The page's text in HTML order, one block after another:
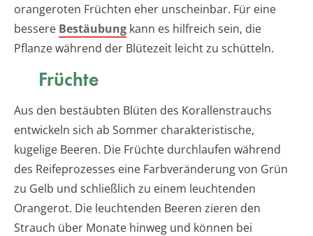
orangeroten Früchten eher unscheinbar. Für eine
bessere Bestäubung kann es hilfreich sein, die
Pflanze während der Blütezeit leicht zu schütteln.
Früchte
Aus den bestäubten Blüten des Korallenstrauchs
entwickeln sich ab Sommer charakteristische,
kugelige Beeren. Die Früchte durchlaufen während
des Reifeprozesses eine Farbveränderung von Grün
zu Gelb und schließlich zu einem leuchtenden
Orangerot. Die leuchtenden Beeren zieren den
Strauch über Monate hinweg und können bei